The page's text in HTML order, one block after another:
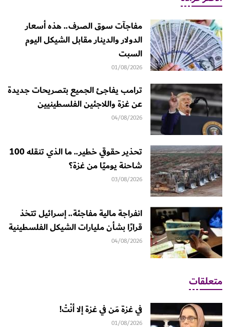
مفاجآت سوق الصرف.. هذه أسعار
الدولار والدينار مقابل الشيكل اليوم
السبت
01/08/2026
ترامب يفاجئ الجميع بتصريحات جديدة
عن غزة واللاجئين الفلسطينيين
04/08/2026
تحذير حقوقي خطير.. ما الذي تنقله 100
شاحنة يوميًا من غزة؟
03/08/2026
انفراجة مالية مفاجئة.. إسرائيل تتخذ
قرارًا بشأن مليارات الشيكل الفلسطينية
04/08/2026
متعلقات
في غزة مَن في غزة إلا أنْتْ!
01/08/2026